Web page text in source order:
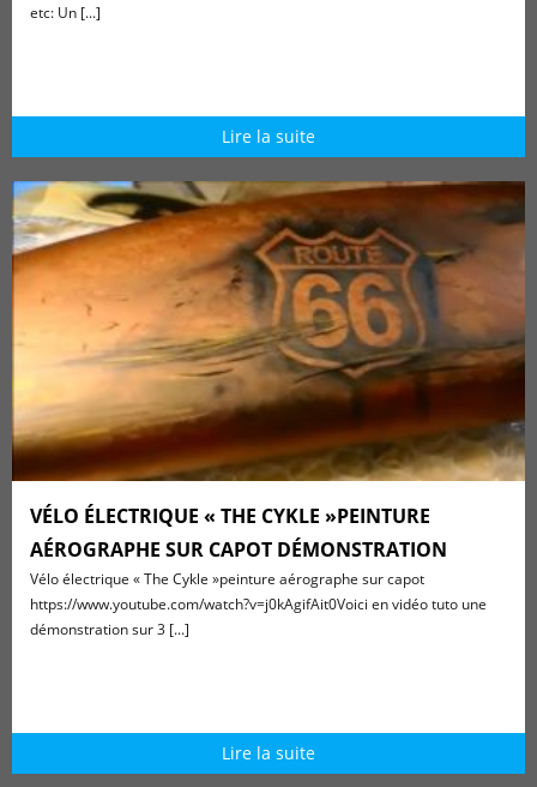
etc: Un [...]
Lire la suite
VÉLO ÉLECTRIQUE « THE CYKLE »PEINTURE
AÉROGRAPHE SUR CAPOT DÉMONSTRATION
Vélo électrique « The Cykle »peinture aérographe sur capot
https://www.youtube.com/watch?v=j0kAgifAit0Voici en vidéo tuto une
démonstration sur 3 [...]
Lire la suite